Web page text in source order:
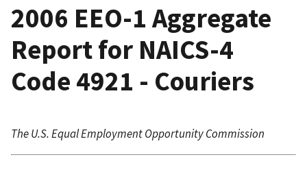
2006 EEO-1 Aggregate
Report for NAICS-4
Code 4921 - Couriers
The U.S. Equal Employment Opportunity Commission